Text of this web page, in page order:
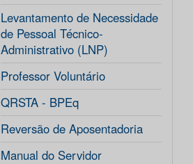
Levantamento de Necessidade
de Pessoal Técnico-
Administrativo (LNP)
Professor Voluntário
QRSTA - BPEq
Reversão de Aposentadoria
Manual do Servidor